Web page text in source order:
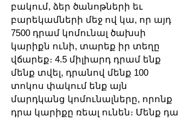
բակում, ձեր ծանոթների եւ
բարեկամների մեջ ով կա, որ այդ
7500 դրամ կոմունալ ծախսի
կարիքն ունի, տարեք իր տեղը
վճարեք։ 4.5 միլիարդ դրամ ենք
մենք տվել, դրանով մենք 100
տոկոս փակում ենք այն
մարդկանց կոմունալները, որոնք
դրա կարիքը ռեալ ունեն։ Մենք դա